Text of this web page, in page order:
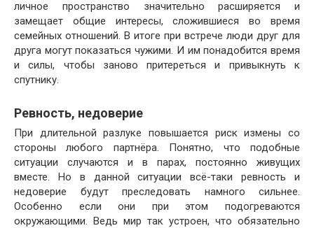
личное пространство значительно расширяется и
замещает общие интересы, сложившиеся во время
семейных отношений. В итоге при встрече люди друг для
друга могут показаться чужими. И им понадобится время
и силы, чтобы заново притереться и привыкнуть к
спутнику.
Ревность, недоверие
При длительной разлуке повышается риск измены со
стороны любого партнёра. Понятно, что подобные
ситуации случаются и в парах, постоянно живущих
вместе. Но в данной ситуации всё-таки ревность и
недоверие будут преследовать намного сильнее.
Особенно если они при этом подогреваются
окружающими. Ведь мир так устроен, что обязательно